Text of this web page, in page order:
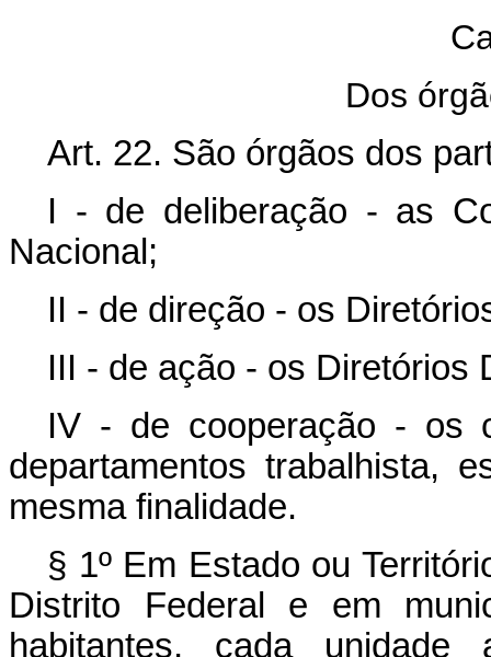
Dos
Art. 22. São órgãos dos
I - de deliberação - as
Nacional;
II - de direção - os
III - de ação - os Diretórios
IV - de cooperação - os
departamentos trabalhista,
mesma finalidade.
§ 1º Em Estado ou
Distrito Federal e em
habitantes, cada unidade